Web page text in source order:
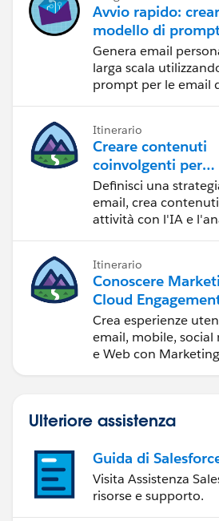
Avvio rapido:
modello di
le email di vendita
Genera email
larga scala
prompt per le email
Itinerario
Creare contenuti
coinvolgenti per
raggiungere gli
di marketing
Definisci una
email, crea
attività con l'IA e
Itinerario
Conoscere
Cloud
Crea esperienze
email, mobile,
e Web con
Ulteriore assistenza
Guida di
Visita Assistenza
risorse e supporto.